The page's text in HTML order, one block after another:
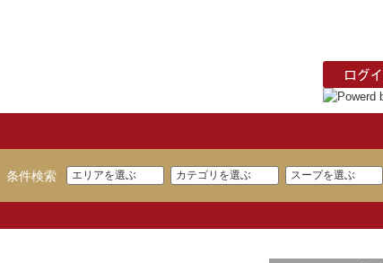
条件検索